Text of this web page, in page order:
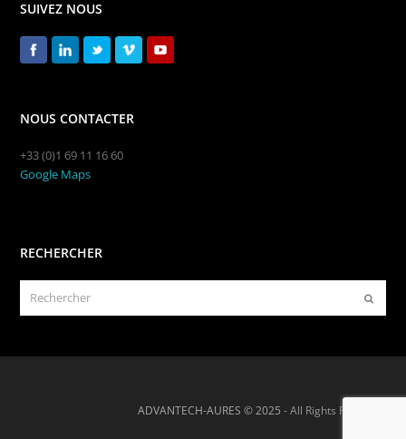
SUIVEZ NOUS
NOUS CONTACTER
+33 (0)1 69 11 16 60
Google Maps
RECHERCHER
ADVANTECH-AURES © 2025 - All Rights Reserved